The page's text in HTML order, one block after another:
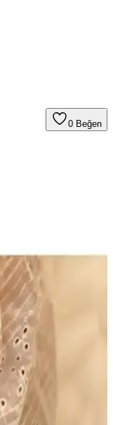
0 Beğen
için ideal,
Havale
%99.5 saflıkta ve
edilen yüksek
geri bildirimleriyle
Küpe: Zarif